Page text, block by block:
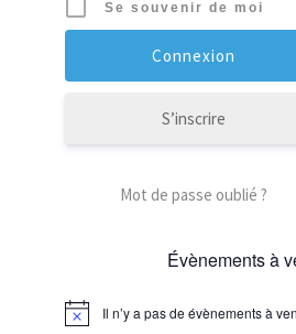
Se souvenir de moi
S’inscrire
Mot de passe oublié ?
Évènements à
Il n’y a pas de évènements à